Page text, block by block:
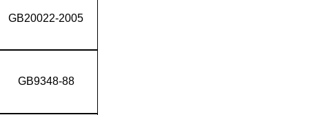
GB20022-2005
GB9348-88